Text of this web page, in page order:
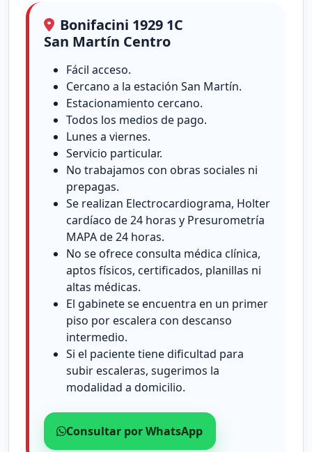
Bonifacini 1929 1C
San Martín Centro
Fácil acceso.
Cercano a la estación San Martín.
Estacionamiento cercano.
Todos los medios de pago.
Lunes a viernes.
Servicio particular.
No trabajamos con obras sociales ni
prepagas.
Se realizan Electrocardiograma, Holter
cardíaco de 24 horas y Presurometría
MAPA de 24 horas.
No se ofrece consulta médica clínica,
aptos físicos, certificados, planillas ni
altas médicas.
El gabinete se encuentra en un primer
piso por escalera con descanso
intermedio.
Si el paciente tiene dificultad para
subir escaleras, sugerimos la
modalidad a domicilio.
Consultar por WhatsApp